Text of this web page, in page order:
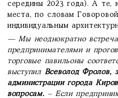
середины 2023 года). А те,
места, по словам
индивидуальным
— Мы неоднократно
предпринимателями и
торговые павильоны
выступилВсеволод Фролов,
администрации города
вопросам. –Если